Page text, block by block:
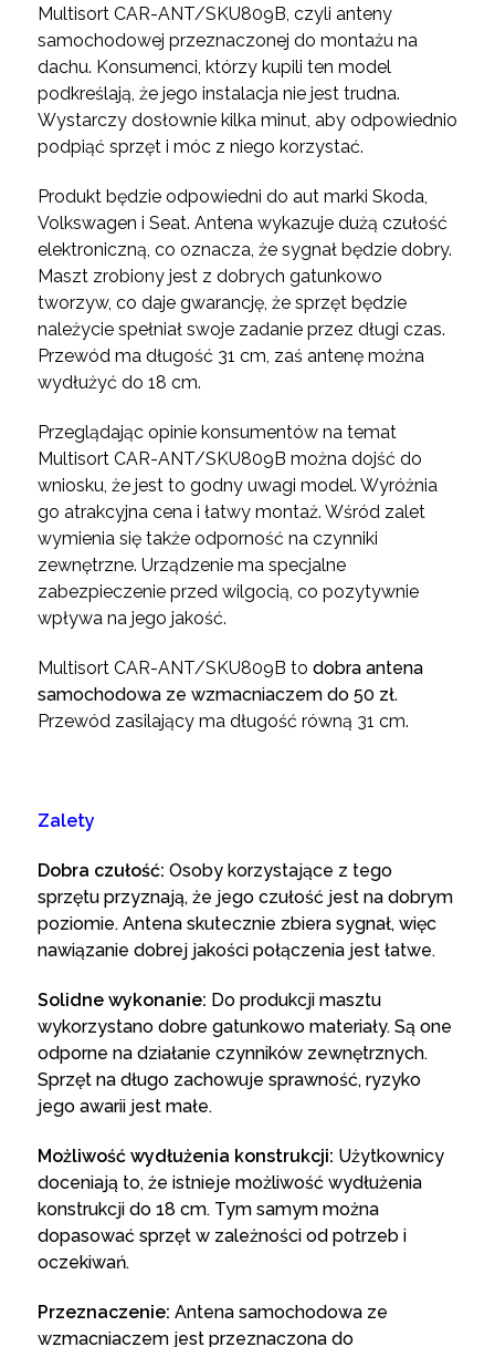
Multisort CAR-ANT/SKU809B, czyli anteny
samochodowej przeznaczonej do montażu na
dachu. Konsumenci, którzy kupili ten model
podkreślają, że jego instalacja nie jest trudna.
Wystarczy dosłownie kilka minut, aby odpowiednio
podpiąć sprzęt i móc z niego korzystać.
Produkt będzie odpowiedni do aut marki Skoda,
Volkswagen i Seat. Antena wykazuje dużą czułość
elektroniczną, co oznacza, że sygnał będzie dobry.
Maszt zrobiony jest z dobrych gatunkowo
tworzyw, co daje gwarancję, że sprzęt będzie
należycie spełniał swoje zadanie przez długi czas.
Przewód ma długość 31 cm, zaś antenę można
wydłużyć do 18 cm.
Przeglądając opinie konsumentów na temat
Multisort CAR-ANT/SKU809B można dojść do
wniosku, że jest to godny uwagi model. Wyróżnia
go atrakcyjna cena i łatwy montaż. Wśród zalet
wymienia się także odporność na czynniki
zewnętrzne. Urządzenie ma specjalne
zabezpieczenie przed wilgocią, co pozytywnie
wpływa na jego jakość.
Multisort CAR-ANT/SKU809B to dobra antena
samochodowa ze wzmacniaczem do 50 zł.
Przewód zasilający ma długość równą 31 cm.
Zalety
Dobra czułość: Osoby korzystające z tego
sprzętu przyznają, że jego czułość jest na dobrym
poziomie. Antena skutecznie zbiera sygnał, więc
nawiązanie dobrej jakości połączenia jest łatwe.
Solidne wykonanie: Do produkcji masztu
wykorzystano dobre gatunkowo materiały. Są one
odporne na działanie czynników zewnętrznych.
Sprzęt na długo zachowuje sprawność, ryzyko
jego awarii jest małe.
Możliwość wydłużenia konstrukcji: Użytkownicy
doceniają to, że istnieje możliwość wydłużenia
konstrukcji do 18 cm. Tym samym można
dopasować sprzęt w zależności od potrzeb i
oczekiwań.
Przeznaczenie: Antena samochodowa ze
wzmacniaczem jest przeznaczona do